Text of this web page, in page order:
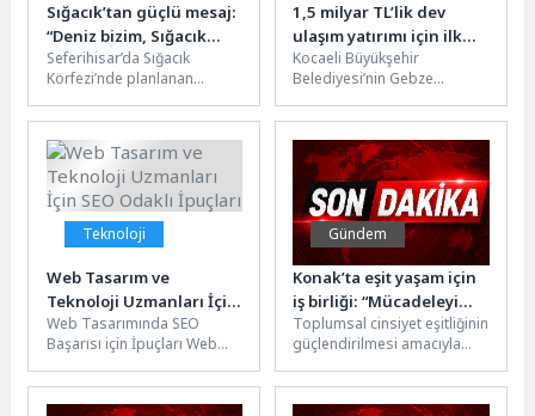
Sığacık’tan güçlü mesaj:
“Deniz bizim, Sığacık
hepimizin”
Seferihisar’da Sığacık
Körfezi’nde planlanan
karşı vatandaşlar, balıkçılar
ve sivil toplum temsilcileri
bir...
1,5 milyar TL’lik dev
ulaşım yatırımı için ilk
adım
Kocaeli Büyükşehir
Belediyesi’nin Gebze
gerçekleştireceği dev ulaşım
yatırımı için yapım işi ihalesi
gerçekleştirildi. Proje...
Teknoloji
Web Tasarım ve
Teknoloji Uzmanları İçin
SEO Odaklı İpuçları
Web Tasarımında SEO
Başarısı için İpuçları Web
başarısı için oldukça
önemlidir. Kullanıcılar...
Gündem
Konak’ta eşit yaşam için
iş birliği: “Mücadeleyi
birlikte büyüteceğiz”
Toplumsal cinsiyet eşitliğinin
güçlendirilmesi amacıyla
Yaşam Derneği arasında iş
birliği protokolü...